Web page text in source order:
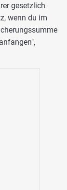
gesetzlich
wenn du im